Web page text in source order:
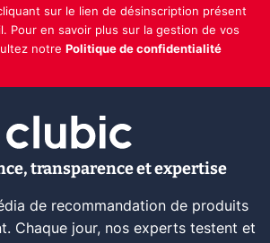
sur le lien de désinscription présent
Pour en savoir plus sur la gestion de vos
notre Politique de confidentialité
transparence et expertise
de recommandation de produits
Chaque jour, nos experts testent et